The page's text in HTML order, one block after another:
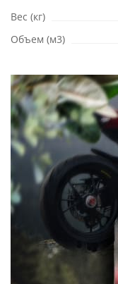
Вес (кг)
Объем (м3)